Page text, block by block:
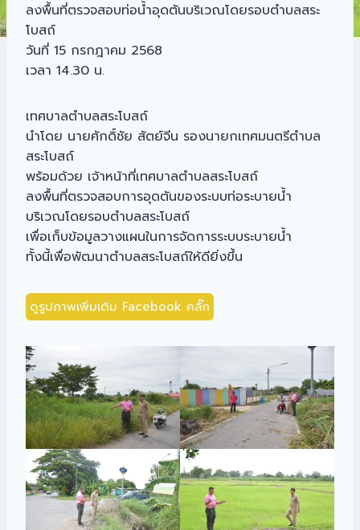
ลงพื้นที่ตรวจสอบท่อน้ำอุดตันบริเวณโดยรอบตำบลสระ
โบสถ์
วันที่ 15 กรกฎาคม 2568
เวลา 14.30 น.
เทศบาลตำบลสระโบสถ์
นำโดย นายศักดิ์ชัย สัตย์จีน รองนายกเทศมนตรีตำบล
สระโบสถ์
พร้อมด้วย เจ้าหน้าที่เทศบาลตำบลสระโบสถ์
ลงพื้นที่ตรวจสอบการอุดตันของระบบท่อระบายน้ำ
บริเวณโดยรอบตำบลสระโบสถ์
เพื่อเก็บข้อมูลวางแผนในการจัดการระบบระบายน้ำ
ทั้งนี้เพื่อพัฒนาตำบลสระโบสถ์ให้ดียิ่งขึ้น
ดูรูปภาพเพิ่มเติม Facebook คลิ๊ก